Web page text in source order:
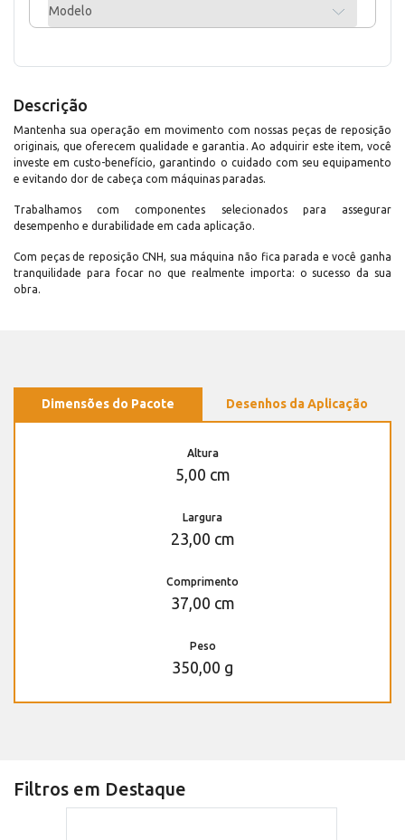
Modelo
Descrição
Mantenha sua operação em movimento com nossas peças de reposição
originais, que oferecem qualidade e garantia. Ao adquirir este item, você
investe em custo-benefício, garantindo o cuidado com seu equipamento
e evitando dor de cabeça com máquinas paradas.
Trabalhamos com componentes selecionados para assegurar
desempenho e durabilidade em cada aplicação.
Com peças de reposição CNH, sua máquina não fica parada e você ganha
tranquilidade para focar no que realmente importa: o sucesso da sua
obra.
Dimensões do Pacote Desenhos da Aplicação
Altura
5,00 cm
Largura
23,00 cm
Comprimento
37,00 cm
Peso
350,00 g
Filtros em Destaque